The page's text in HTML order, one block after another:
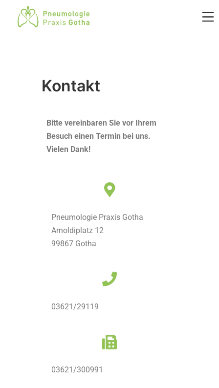
Kontakt
Bitte vereinbaren Sie vor Ihrem
Besuch einen Termin bei uns.
Vielen Dank!
Pneumologie Praxis Gotha
Arnoldiplatz 12
99867 Gotha
03621/29119
03621/300991